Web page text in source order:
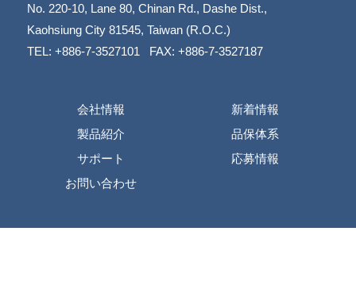
​​​​​​​No. 220-10, Lane 80, Chinan Rd., Dashe Dist.,
​​​​​​​Kaohsiung City 81545, Taiwan (R.O.C.)
TEL: +886-7-3527101 FAX: +886-7-3527187
会社情報
新着情報
製品紹介
品保体系
サポート
応募情報
お問い合わせ